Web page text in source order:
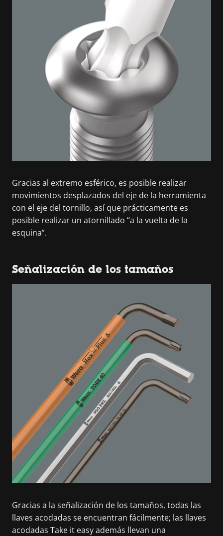
Gracias al extremo esférico, es posible realizar
movimientos desplazados del eje de la herramienta
con el eje del tornillo, así que prácticamente es
posible realizar un atornillado “a la vuelta de la
esquina”.
Señalización de los tamaños
Gracias a la señalización de los tamaños, todas las
llaves acodadas se encuentran fácilmente; las llaves
acodadas Take it easy además llevan una